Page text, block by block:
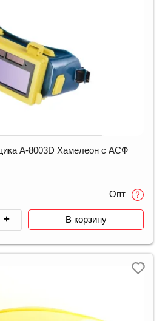
A-8003D Хамелеон c АСФ
Опт
+ В корзину